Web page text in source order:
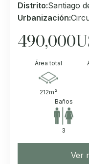
Distrito:Santiago
Urbanización:
490,000
Área total
212m²
Baños
3
Ver